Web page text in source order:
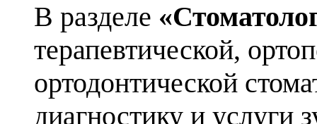
В разделе
терапевтической,
ортодонтической
диагностику и услуги